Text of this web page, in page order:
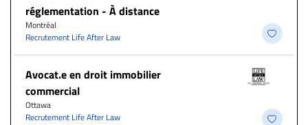
réglementation - À distance
Montréal
Recrutement Life After Law
Avocat.e en droit immobilier
commercial
Ottawa
Recrutement Life After Law